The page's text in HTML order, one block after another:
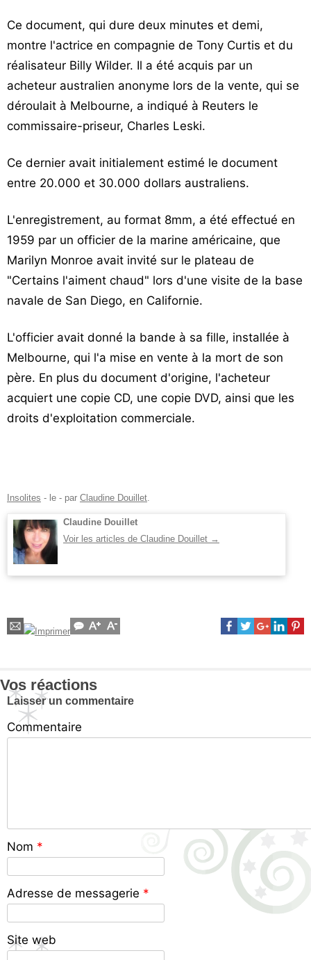
Vos
chroniques
Les
bonnes
adresses
Ce document, qui dure deux minutes et demi,
montre l'actrice en compagnie de Tony Curtis et du
réalisateur Billy Wilder. Il a été acquis par un
acheteur australien anonyme lors de la vente, qui se
déroulait à Melbourne, a indiqué à Reuters le
commissaire-priseur, Charles Leski.
Ce dernier avait initialement estimé le document
entre 20.000 et 30.000 dollars australiens.
L'enregistrement, au format 8mm, a été effectué en
1959 par un officier de la marine américaine, que
Marilyn Monroe avait invité sur le plateau de
"Certains l'aiment chaud" lors d'une visite de la base
navale de San Diego, en Californie.
L'officier avait donné la bande à sa fille, installée à
Melbourne, qui l'a mise en vente à la mort de son
père. En plus du document d'origine, l'acheteur
acquiert une copie CD, une copie DVD, ainsi que les
droits d'exploitation commerciale.
Insolites - le - par Claudine Douillet.
Claudine Douillet
Voir les articles de Claudine Douillet →
Vos réactions
Laisser un commentaire
Commentaire
Nom *
Adresse de messagerie *
Site web